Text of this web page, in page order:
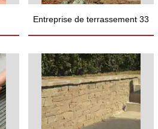
Entreprise de terrassement 33